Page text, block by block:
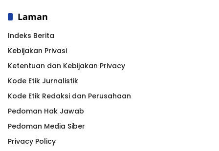
Laman
Indeks Berita
Kebijakan Privasi
Ketentuan dan Kebijakan Privacy
Kode Etik Jurnalistik
Kode Etik Redaksi dan Perusahaan
Pedoman Hak Jawab
Pedoman Media Siber
Privacy Policy